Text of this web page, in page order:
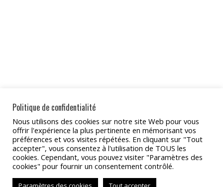
Partager
Partager
sur
Facebook
Partager
sur
X
Partager
sur
Pinterest
Partager
sur
LinkedIn
Partager
sur
Politique de confidentialité
Nous utilisons des cookies sur notre site Web pour vous
offrir l'expérience la plus pertinente en mémorisant vos
préférences et vos visites répétées. En cliquant sur "Tout
accepter", vous consentez à l'utilisation de TOUS les
cookies. Cependant, vous pouvez visiter "Paramètres des
cookies" pour fournir un consentement contrôlé.